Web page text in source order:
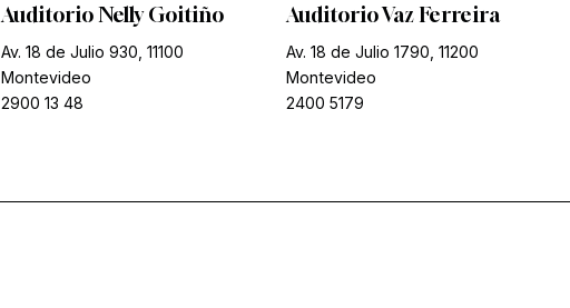
Auditorio Nelly Goitiño
Av. 18 de Julio 930, 11100
Montevideo
2900 13 48
Auditorio Vaz Ferreira
Av. 18 de Julio 1790, 11200
Montevideo
2400 5179